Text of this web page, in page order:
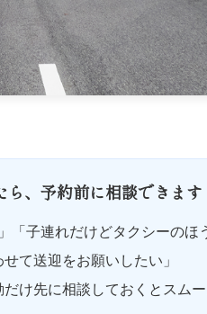
、 予約前に相談できます
子連れだけどタクシーのほ
せて送迎をお願いしたい」
け先に相談しておくとスムー